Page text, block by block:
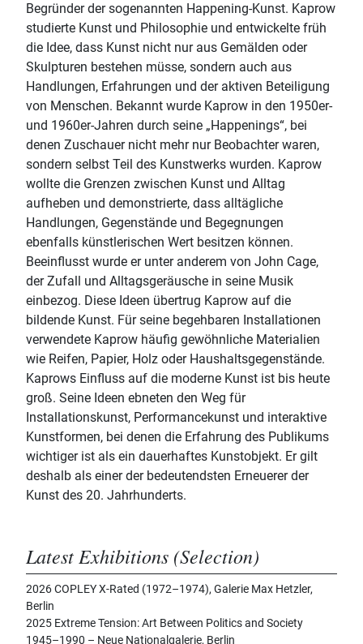
Begründer der sogenannten Happening-Kunst. Kaprow
studierte Kunst und Philosophie und entwickelte früh
die Idee, dass Kunst nicht nur aus Gemälden oder
Skulpturen bestehen müsse, sondern auch aus
Handlungen, Erfahrungen und der aktiven Beteiligung
von Menschen. Bekannt wurde Kaprow in den 1950er-
und 1960er-Jahren durch seine „Happenings“, bei
denen Zuschauer nicht mehr nur Beobachter waren,
sondern selbst Teil des Kunstwerks wurden. Kaprow
wollte die Grenzen zwischen Kunst und Alltag
aufheben und demonstrierte, dass alltägliche
Handlungen, Gegenstände und Begegnungen
ebenfalls künstlerischen Wert besitzen können.
Beeinflusst wurde er unter anderem von John Cage,
der Zufall und Alltagsgeräusche in seine Musik
einbezog. Diese Ideen übertrug Kaprow auf die
bildende Kunst. Für seine begehbaren Installationen
verwendete Kaprow häufig gewöhnliche Materialien
wie Reifen, Papier, Holz oder Haushaltsgegenstände.
Kaprows Einfluss auf die moderne Kunst ist bis heute
groß. Seine Ideen ebneten den Weg für
Installationskunst, Performancekunst und interaktive
Kunstformen, bei denen die Erfahrung des Publikums
wichtiger ist als ein dauerhaftes Kunstobjekt. Er gilt
deshalb als einer der bedeutendsten Erneuerer der
Kunst des 20. Jahrhunderts.
Latest Exhibitions (Selection)
2026 COPLEY X-Rated (1972–1974), Galerie Max Hetzler,
Berlin
2025 Extreme Tension: Art Between Politics and Society
1945–1990 – Neue Nationalgalerie, Berlin